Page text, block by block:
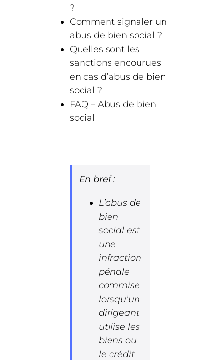
?
Comment signaler un
abus de bien social ?
Quelles sont les
sanctions encourues
en cas d’abus de bien
social ?
FAQ – Abus de bien
social
En bref :
L’abus de
bien
social est
une
infraction
pénale
commise
lorsqu’un
dirigeant
utilise les
biens ou
le crédit